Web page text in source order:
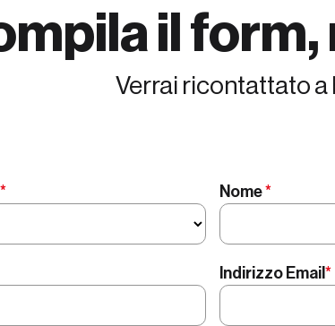
il form,
Verrai ricontattato a
* Nome*
Indirizzo Email*